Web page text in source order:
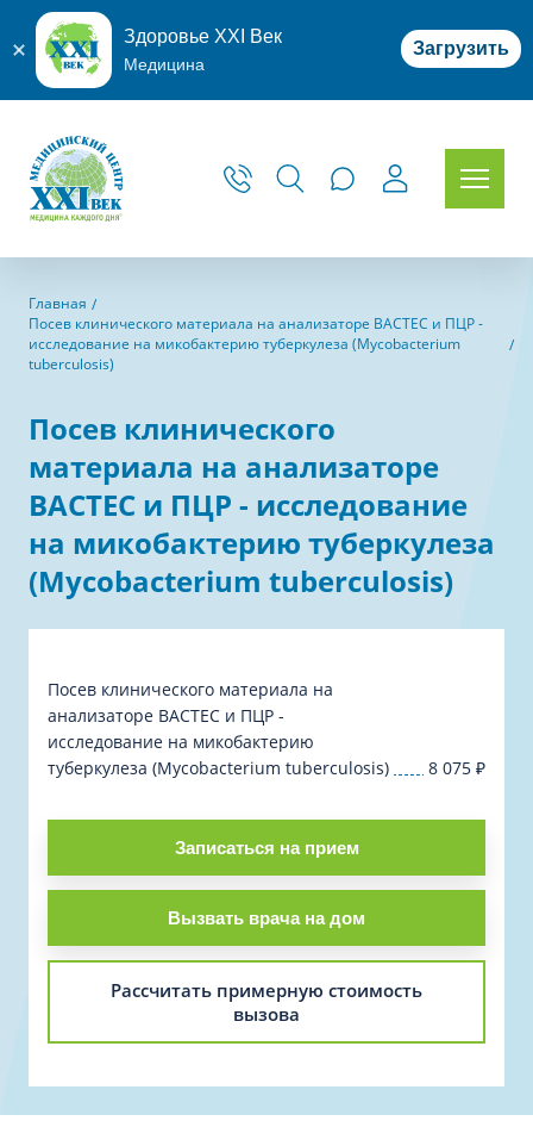
Здоровье XXI Век
Медицина
Загрузить
Главная
Посев клинического материала на анализаторе BACTEC и ПЦР -
исследование на микобактерию туберкулеза (Mycobacterium
tuberculosis)
Посев клинического
материала на анализаторе
BACTEC и ПЦР - исследование
на микобактерию туберкулеза
(Mycobacterium tuberculosis)
Посев клинического материала на
анализаторе BACTEC и ПЦР -
исследование на микобактерию
туберкулеза (Mycobacterium tuberculosis)
8 075 ₽
Записаться на прием
Вызвать врача на дом
Рассчитать примерную стоимость
вызова